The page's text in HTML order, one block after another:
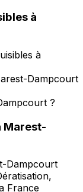
à
à
Dampcourt
?
Marest-
Dampcourt
France